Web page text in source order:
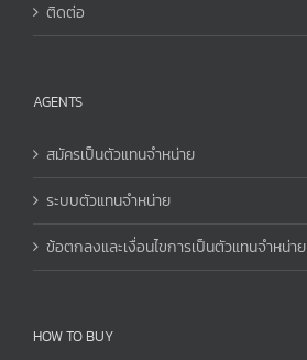
ติดต่อ
AGENTS
สมัครเป็นตัวแทนจำหน่าย
ระบบตัวแทนจำหน่าย
ข้อตกลงและเงื่อนไขการเป็นตัวแทนจำหน่าย
HOW TO BUY